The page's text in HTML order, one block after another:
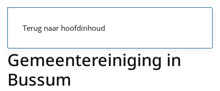
Terug naar hoofdinhoud
Gemeentereiniging in
Bussum